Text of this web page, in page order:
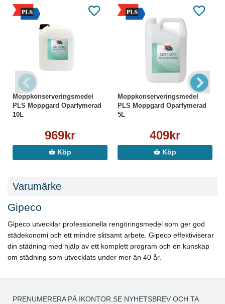
Moppkonserveringsmedel
PLS Moppgard Oparfymerad
10L
969kr
Köp
Moppkonserveringsmedel
PLS Moppgard Oparfymerad
5L
409kr
Köp
Varumärke
Gipeco
Gipeco utvecklar professionella rengöringsmedel som ger god
städekonomi och ett mindre slitsamt arbete. Gipeco effektiviserar
din städning med hjälp av ett komplett program och en kunskap
om städning som utvecklats under mer än 40 år.
PRENUMERERA PÅ IKONTOR.SE NYHETSBREV OCH TA